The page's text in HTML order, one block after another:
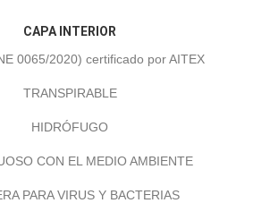
CAPA INTERIOR
0065/2020) certificado por AITEX
TRANSPIRABLE
HIDRÓFUGO
CON EL MEDIO AMBIENTE
PARA VIRUS Y BACTERIAS